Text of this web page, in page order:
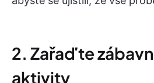
2. Zařaďte
aktivity